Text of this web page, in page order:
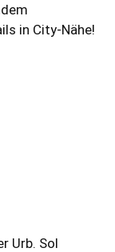
in City-Nähe!
Urb. Sol